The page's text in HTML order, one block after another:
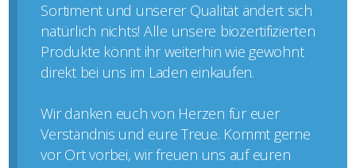
Sortiment und unserer Qualität ändert sich
natürlich nichts! Alle unsere biozertifizierten
Produkte könnt ihr weiterhin wie gewohnt
direkt bei uns im Laden einkaufen.
Wir danken euch von Herzen für euer
Verständnis und eure Treue. Kommt gerne
vor Ort vorbei, wir freuen uns auf euren